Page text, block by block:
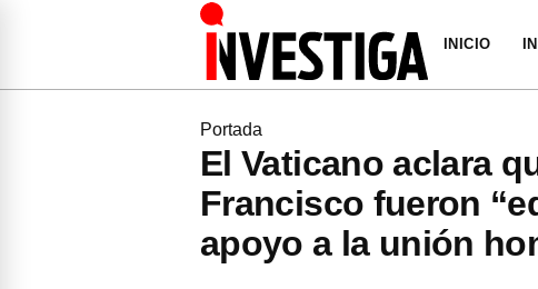
INICIO
Portada
El Vaticano aclara
Francisco fueron
apoyo a la unión